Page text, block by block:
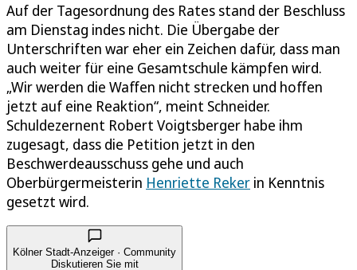
Auf der Tagesordnung des Rates stand der Beschluss
am Dienstag indes nicht. Die Übergabe der
Unterschriften war eher ein Zeichen dafür, dass man
auch weiter für eine Gesamtschule kämpfen wird.
„Wir werden die Waffen nicht strecken und hoffen
jetzt auf eine Reaktion“, meint Schneider.
Schuldezernent Robert Voigtsberger habe ihm
zugesagt, dass die Petition jetzt in den
Beschwerdeausschuss gehe und auch
Oberbürgermeisterin Henriette Reker in Kenntnis
gesetzt wird.
Kölner Stadt-Anzeiger · Community
Diskutieren Sie mit